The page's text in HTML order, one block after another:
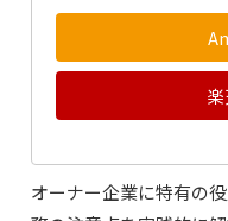
オーナー企業に特有の